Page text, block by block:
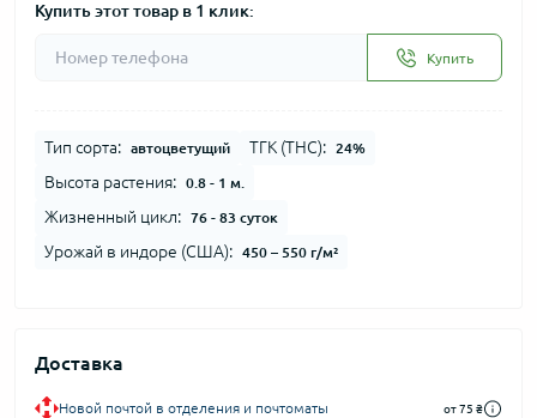
Купить этот товар в 1 клик:
Купить
Тип сорта: автоцветущий ТГК (THC): 24%
Высота растения: 0.8 - 1 м.
Жизненный цикл: 76 - 83 суток
Урожай в индоре (США): 450 – 550 г/м²
Доставка
Новой почтой в отделения и почтоматы от 75 ₴